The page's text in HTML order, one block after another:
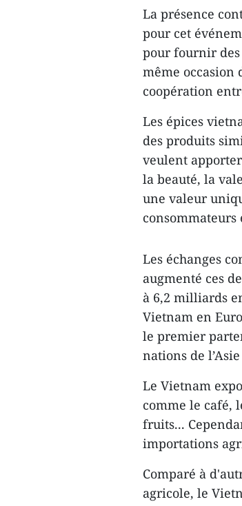
La présence
pour cet
pour fournir des
même occasion
coopération
Les épices
des produits
veulent
la beauté, la
une valeur
Les échanges
augmenté ces
à 6,2 milliards
Vietnam en
le premier
nations de
Le Vietnam
comme le café,
fruits...
importations
Comparé à
agricole, le